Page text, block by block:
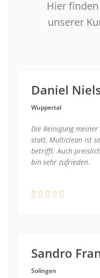
Hier
unserer
Daniel
Wuppertal
Die Reinigung
statt, Multiclean ist
betrifft. Auch
bin sehr zufrieden.
Sandro
Solingen